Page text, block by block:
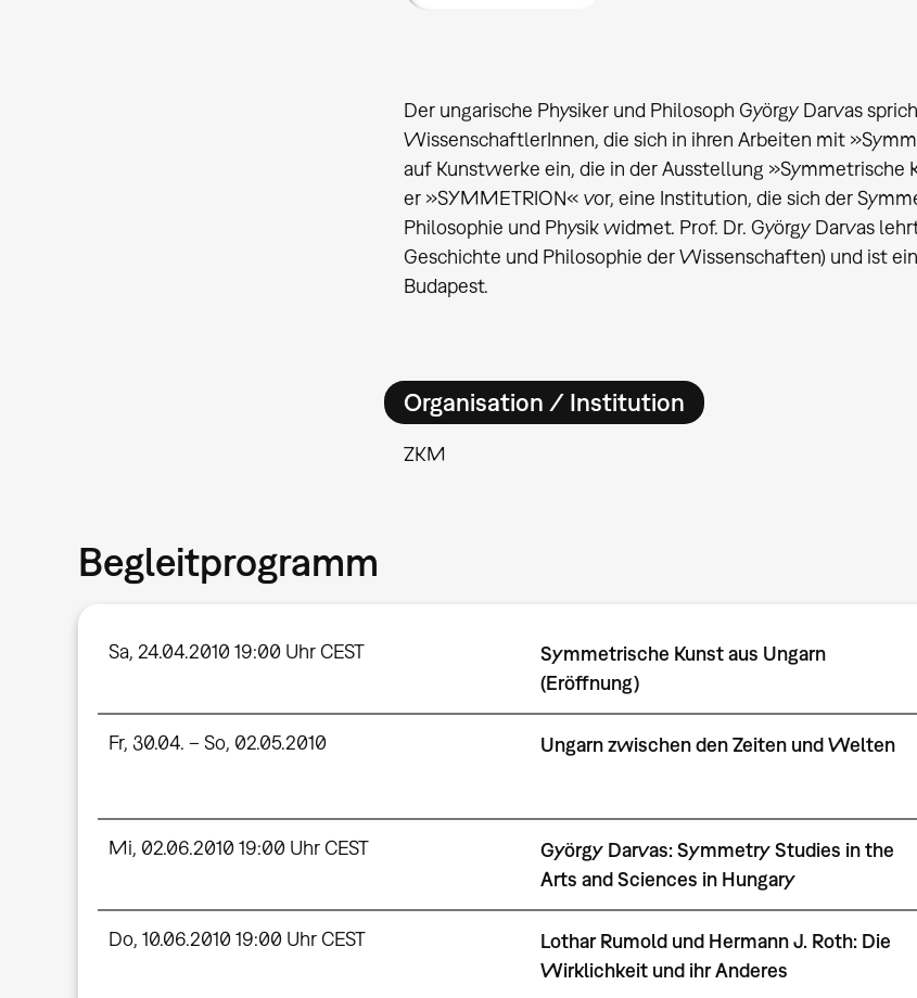
Der ungarische Physiker und Philosoph György Darvas
WissenschaftlerInnen, die sich in ihren Arbeiten mit
auf Kunstwerke ein, die in der Ausstellung »Symmetrische
er »SYMMETRION« vor, eine Institution, die sich der
Philosophie und Physik widmet. Prof. Dr. György Darvas
Geschichte und Philosophie der Wissenschaften) und ist
Budapest.
Organisation / Institution
ZKM
Begleitprogramm
Sa, 24.04.2010 19:00 Uhr CEST
Symmetrische Kunst aus Ungarn
(Eröffnung)
Fr, 30.04. – So, 02.05.2010 Ungarn zwischen den Zeiten und Welten
Mi, 02.06.2010 19:00 Uhr CEST
György Darvas: Symmetry Studies in the
Arts and Sciences in Hungary
Do, 10.06.2010 19:00 Uhr CEST
Lothar Rumold und Hermann J. Roth: Die
Wirklichkeit und ihr Anderes